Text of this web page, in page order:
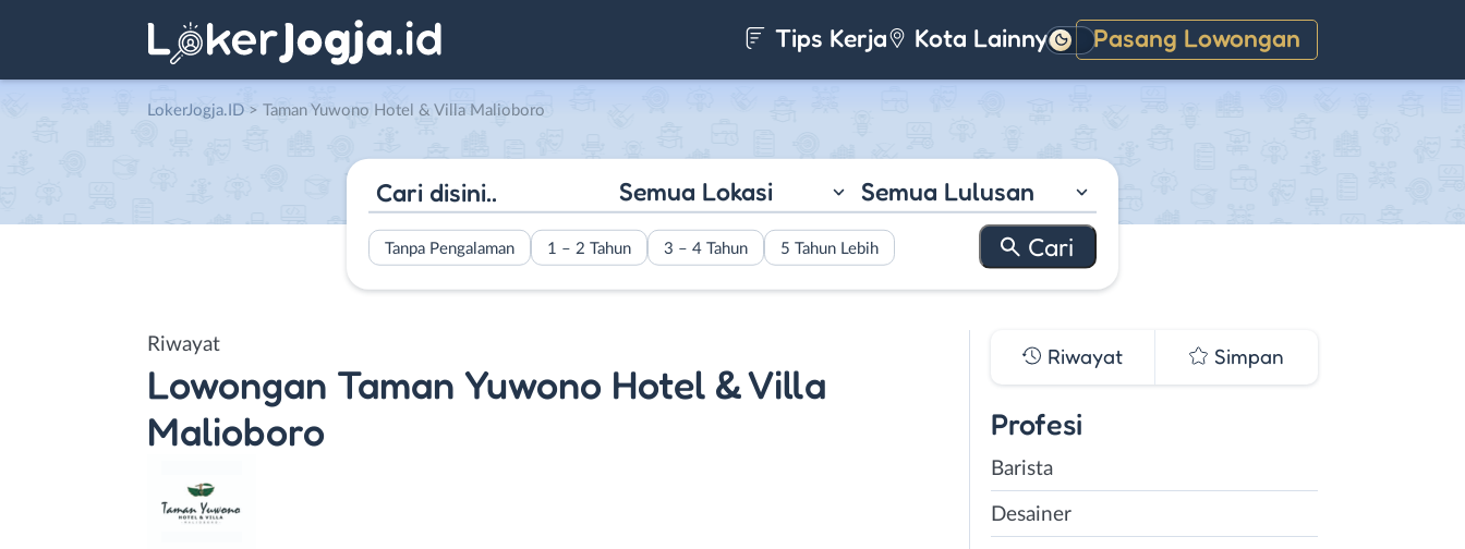
Tips Kerja Kota Lainnya Pasang Lowongan
Gelap
LokerJogja.ID > Taman Yuwono Hotel & Villa Malioboro
Semua Lokasi Semua Lulusan
Tanpa Pengalaman 1 – 2 Tahun 3 – 4 Tahun 5 Tahun Lebih
Riwayat
Lowongan Taman Yuwono Hotel & Villa
Malioboro
Riwayat Simpan
Profesi
Barista
Desainer